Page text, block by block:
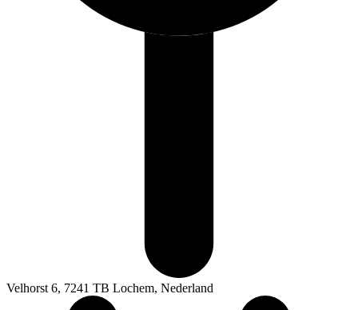
Velhorst 6, 7241 TB Lochem, Nederland